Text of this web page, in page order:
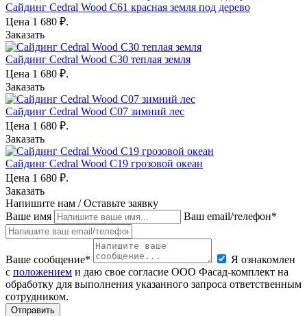
Сайдинг Cedral Wood С61 красная земля под дерево
Цена 1 680 ₽.
Заказать
Сайдинг Cedral Wood C30 теплая земля
Цена 1 680 ₽.
Заказать
Сайдинг Cedral Wood C07 зимний лес
Цена 1 680 ₽.
Заказать
Сайдинг Cedral Wood C19 грозовой океан
Цена 1 680 ₽.
Заказать
Напишите нам / Оставьте заявку
Ваше имя
Ваш email/телефон*
Ваше сообщение*
Я ознакомлен
с положением и даю свое согласие ООО Фасад-комплект на
обработку для выполнения указанного запроса ответственным
сотрудником.
Отправить